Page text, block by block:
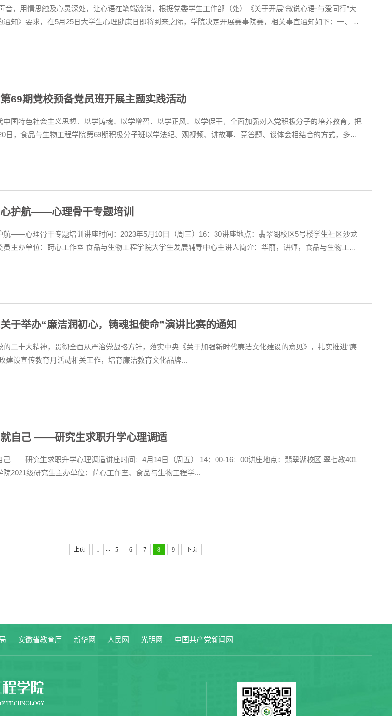
音，用情思触及心灵深处，让心语在笔端流淌，根据党委学生工作部（处）《关于开展“叙说心语·与爱同行”大
知》要求，在5月25日大学生心理健康日即将到来之际，学院决定开展赛事院赛，相关事宜通知如下：一、征
征文对象全院在籍学生三、征文时间2023年5月17日至5月26日 四、征稿范围（一）毕业时期回顾大学期间的心
69期党校预备党员班开展主题实践活动
中国特色社会主义思想，以学铸魂、以学增智、以学正风、以学促干，全面加强对入党积极分子的培养教育，把
日，食品与生物工程学院第69期积极分子班以学法纪、观视频、讲故事、竞答题、谈体会相结合的方式，多层
法纪，明规矩。各小组组长领学了《中国共产党纪律处分条例》、《中华人民共和国监察法》等党纪法规，引导
护航——心理骨干专题培训
航——心理骨干专题培训讲座时间：2023年5月10日（周三）16：30讲座地点：翡翠湖校区5号楼学生社区沙龙
员主办单位：莳心工作室 食品与生物工程学院大学生发展辅导中心主讲人简介：华丽，讲师，食品与生物工程
研究生辅导员，国家三级心理咨询师，主讲《大学生心理健康教育》《大学生职业生涯规划》等课程
于举办“廉洁润初心，铸魂担使命”演讲比赛的通知
二十大精神，贯彻全面从严治党战略方针，落实中央《关于加强新时代廉洁文化建设的意见》，扎实推进“廉
建设宣传教育月活动相关工作，培育廉洁教育文化品牌...
自己 ——研究生求职升学心理调适
己——研究生求职升学心理调适讲座时间：4月14日（周五） 14：00-16：00讲座地点：翡翠湖校区 翠七教401
2021级研究生主办单位：莳心工作室、食品与生物工程学...
上页 1 ... 5 6 7 8 9 下页
安徽省教育厅 新华网 人民网 光明网 中国共产党新闻网